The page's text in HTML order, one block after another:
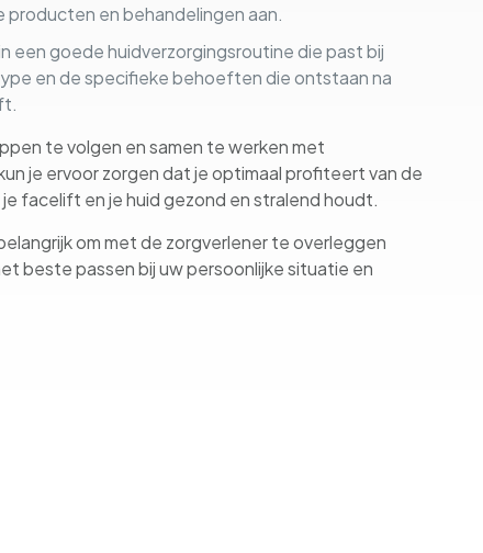
producten en behandelingen aan.
een goede huidverzorgingsroutine die past bij
en de specifieke behoeften die ontstaan na
te volgen en samen te werken met
je ervoor zorgen dat je optimaal profiteert van de
facelift en je huid gezond en stralend houdt.
om met de zorgverlener te overleggen
beste passen bij uw persoonlijke situatie en